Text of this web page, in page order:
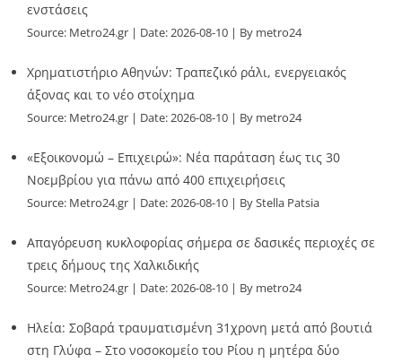
ενστάσεις
Source: Metro24.gr Date: 2026-08-10 By metro24
Χρηματιστήριο Αθηνών: Τραπεζικό ράλι, ενεργειακός
άξονας και το νέο στοίχημα
Source: Metro24.gr Date: 2026-08-10 By metro24
«Εξοικονομώ – Επιχειρώ»: Νέα παράταση έως τις 30
Νοεμβρίου για πάνω από 400 επιχειρήσεις
Source: Metro24.gr Date: 2026-08-10 By Stella Patsia
Απαγόρευση κυκλοφορίας σήμερα σε δασικές περιοχές σε
τρεις δήμους της Χαλκιδικής
Source: Metro24.gr Date: 2026-08-10 By metro24
Ηλεία: Σοβαρά τραυματισμένη 31χρονη μετά από βουτιά
στη Γλύφα – Στο νοσοκομείο του Ρίου η μητέρα δύο